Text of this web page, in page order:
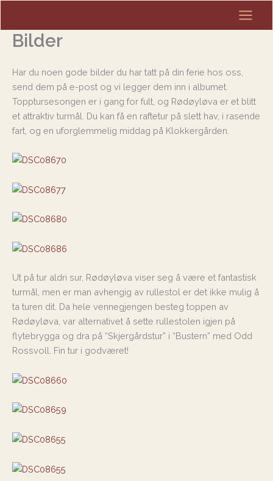
innholdet
Bilder
Har du noen gode bilder du har tatt på din ferie hos oss,
send dem på e-post og vi legger dem inn i albumet.
Topptursesongen er i gang for fult, og Rødøyløva er et blitt
et attraktiv turmål. Du kan få en raftetur på slett hav, i rasende
fart, og en uforglemmelig middag på Klokkergården.
Ut på tur aldri sur, Rødøyløva viser seg å være et fantastisk
turmål, men er man avhengig av rullestol er det ikke mulig å
ta turen dit. Da hele vennegjengen besteg toppen av
Rødøyløva, var alternativet å sette rullestolen igjen på
flytebrygga og dra på “Skjergårdstur” i “Bustern” med Odd
Rossvoll. Fin tur i godværet!